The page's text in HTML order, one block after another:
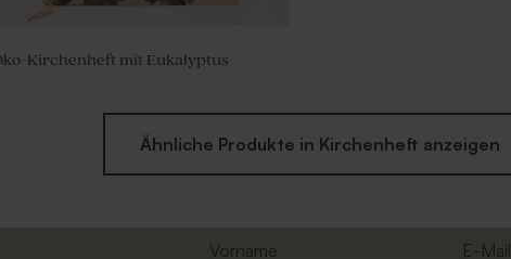
Kirchenheft mit Eukalyptus
Ähnliche Produkte in Kirchenheft anzeigen
Vorname
E-Mail